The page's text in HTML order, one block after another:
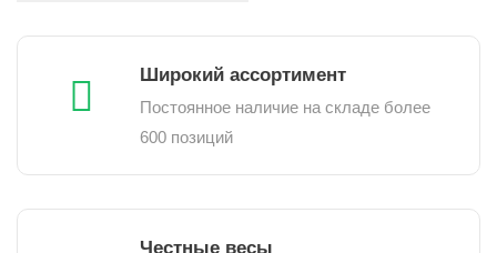
Широкий ассортимент
Постоянное наличие на складе более
600 позиций
Честные весы